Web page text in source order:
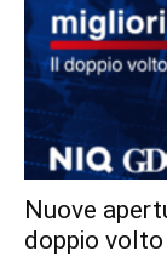
Nuove
doppio